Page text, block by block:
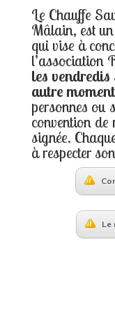
Le Chauffe
Mâlain, est
qui vise à
l’association
les
autre
personnes ou
convention
signée.
à respecter
Le